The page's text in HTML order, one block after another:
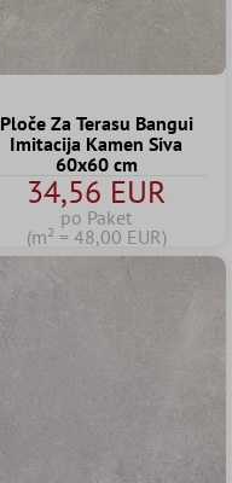
Ploče Za Terasu Bangui
Imitacija Kamen Siva
60x60 cm
34,56 EUR
po Paket
(m² = 48,00 EUR)